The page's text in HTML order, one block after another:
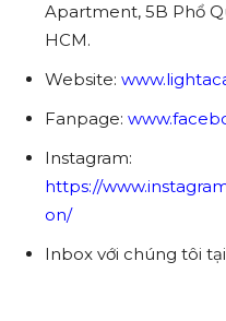
Apartment, 5B Phổ
HCM.
Website:
Fanpage:
Instagram:
https://
on/
Inbox với chúng tôi